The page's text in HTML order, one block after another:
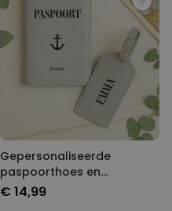
Gepersonaliseerde
paspoorthoes en
kofferlabel met symbool
€ 14,99